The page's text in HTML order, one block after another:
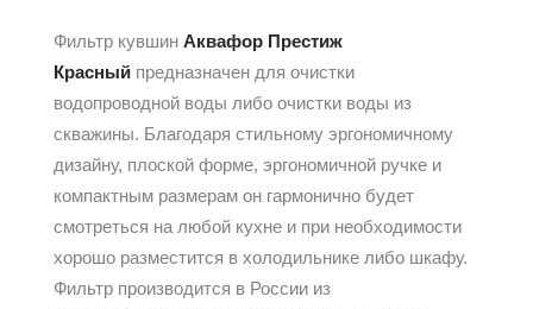
Фильтр кувшин Аквафор Престиж
Красный предназначен для очистки
водопроводной воды либо очистки воды из
скважины. Благодаря стильному эргономичному
дизайну, плоской форме, эргономичной ручке и
компактным размерам он гармонично будет
смотреться на любой кухне и при необходимости
хорошо разместится в холодильнике либо шкафу.
Фильтр производится в России из